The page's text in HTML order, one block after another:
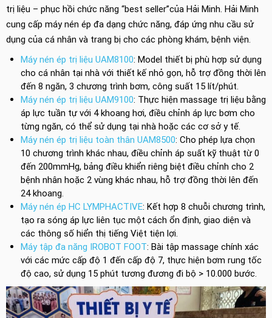
trị liệu – phục hồi chức năng “best seller”của Hải Minh. Hải Minh
cung cấp máy nén ép đa dạng chức năng, đáp ứng nhu cầu sử
dụng của cá nhân và trang bị cho các phòng khám, bệnh viện.
Máy nén ép trị liệu UAM8100: Model thiết bị phù hợp sử dụng
cho cá nhân tại nhà với thiết kế nhỏ gọn, hỗ trợ đồng thời lên
đến 8 ngăn, 3 chương trình bơm, công suất 15 lít/phút.
Máy nén ép trị liệu UAM9100: Thực hiện massage trị liệu bằng
áp lực tuần tự với 4 khoang hơi, điều chỉnh áp lực bơm cho
từng ngăn, có thể sử dụng tại nhà hoặc các cơ sở y tế.
Máy nén ép trị liệu toàn thân UAM8500: Cho phép lựa chọn
10 chương trình khác nhau, điều chỉnh áp suất kỹ thuật từ 0
đến 200mmHg, bảng điều khiển riêng biệt điều chỉnh cho 2
bệnh nhân hoặc 2 vùng khác nhau, hỗ trợ đồng thời lên đến
24 khoang.
Máy nén ép HC LYMPHACTIVE: Kết hợp 8 chuỗi chương trình,
tạo ra sóng áp lực liên tục một cách ổn định, giao diện và
các thông số hiển thị tiếng Việt tiện lợi.
Máy tập đa năng IROBOT FOOT: Bài tập massage chính xác
với các mức cấp độ 1 đến cấp độ 7, thực hiện bơm rung tốc
độ cao, sử dụng 15 phút tương đương đi bộ > 10.000 bước.